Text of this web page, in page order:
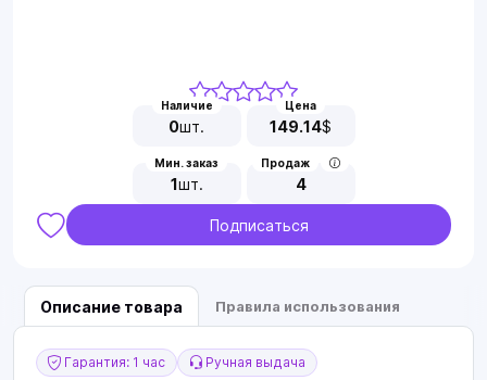
Наличие
0шт.
Цена
149.14$
Мин. заказ
1шт.
Продаж
4
Подписаться
Описание товара Правила использования
Гарантия: 1 час Ручная выдача